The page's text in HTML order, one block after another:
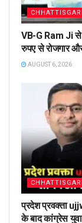
VB-G Ram Ji से
रुपए से रोजगार
AUGUST 6, 2026
प्रदेश प्रवक्ता
के बाद कांग्रेस